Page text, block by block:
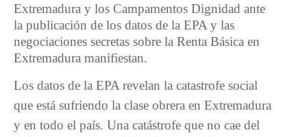
Extremadura y los Campamentos Dignidad ante
la publicación de los datos de la EPA y las
negociaciones secretas sobre la Renta Básica en
Extremadura manifiestan.
Los datos de la EPA revelan la catastrofe social
que está sufriendo la clase obrera en Extremadura
y en todo el país. Una catástrofe que no cae del